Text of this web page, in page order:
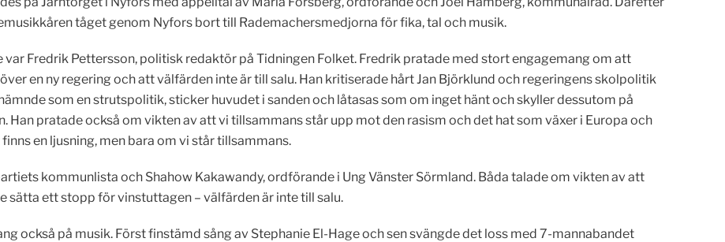
tåget genom Nyfors bort till Rademachersmedjorna för fika, tal och musik.
var Fredrik Pettersson, politisk redaktör på Tidningen Folket. Fredrik pratade med stort engagemang om att
en ny regering och att välfärden inte är till salu. Han kritiserade hårt Jan Björklund och regeringens skolpolitik
som en strutspolitik, sticker huvudet i sanden och låtasas som om inget hänt och skyller dessutom på
Han pratade också om vikten av att vi tillsammans står upp mot den rasism och det hat som växer i Europa och
en ljusning, men bara om vi står tillsammans.
kommunlista och Shahow Kakawandy, ordförande i Ung Vänster Sörmland. Båda talade om vikten av att
sätta ett stopp för vinstuttagen – välfärden är inte till salu.
också på musik. Först finstämd sång av Stephanie El-Hage och sen svängde det loss med 7-mannabandet